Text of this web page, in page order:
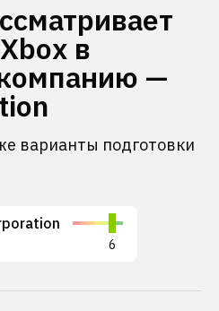
в
—
варианты подготовки
6